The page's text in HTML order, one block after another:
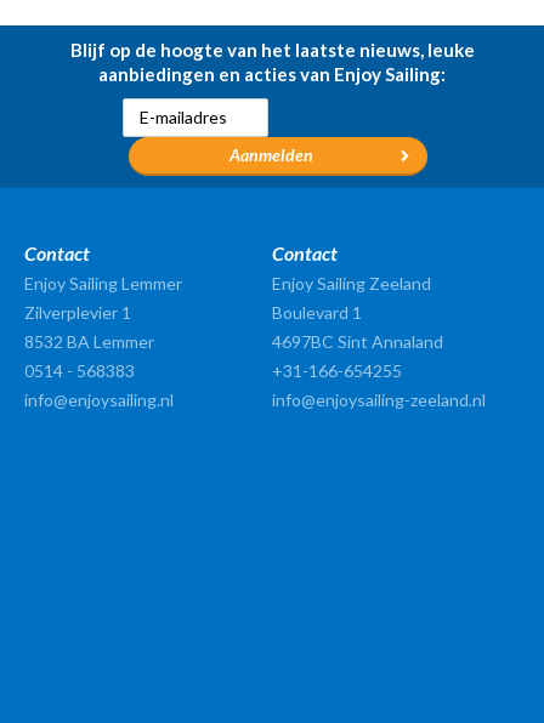
Blijf op de hoogte van het laatste nieuws, leuke
aanbiedingen en acties van Enjoy Sailing:
Contact
Enjoy Sailing Lemmer
Zilverplevier 1
8532 BA Lemmer
0514 - 568383
info@enjoysailing.nl
Contact
Enjoy Sailing Zeeland
Boulevard 1
4697BC Sint Annaland
+31-166-654255
info@enjoysailing-zeeland.nl